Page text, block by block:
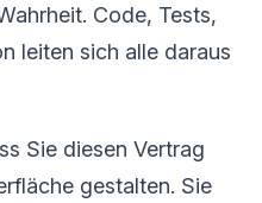
Code, Tests,
leiten sich alle daraus
Sie diesen Vertrag
gestalten. Sie